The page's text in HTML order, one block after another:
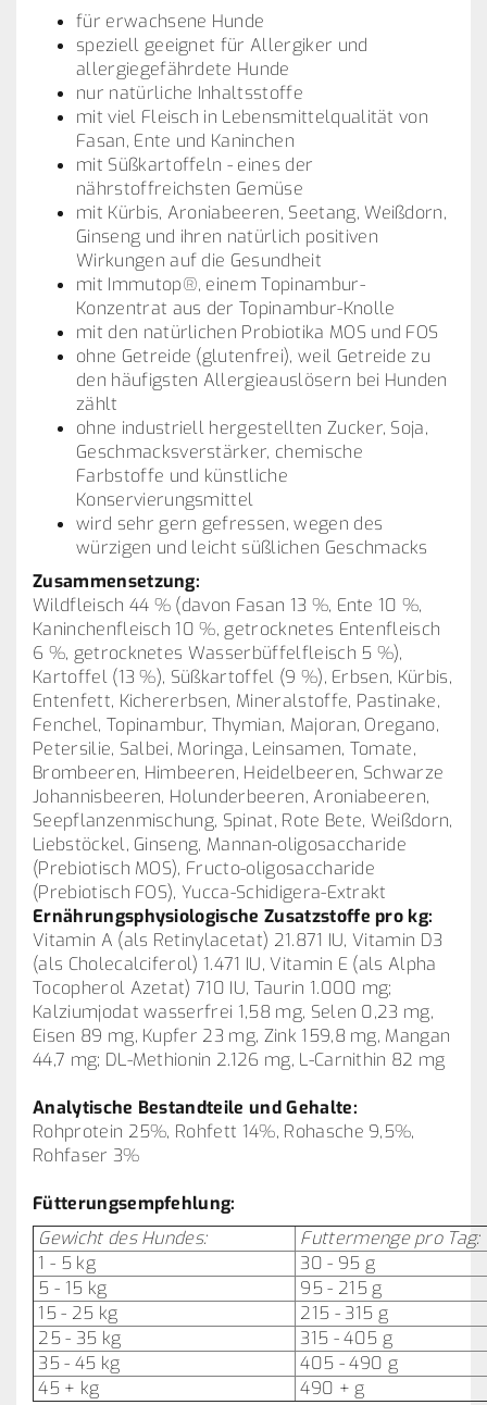
für erwachsene Hunde
speziell geeignet für Allergiker und
allergiegefährdete Hunde
nur natürliche Inhaltsstoffe
mit viel Fleisch in Lebensmittelqualität von
Fasan, Ente und Kaninchen
mit Süßkartoffeln - eines der
nährstoffreichsten Gemüse
mit Kürbis, Aroniabeeren, Seetang, Weißdorn,
Ginseng und ihren natürlich positiven
Wirkungen auf die Gesundheit
mit Immutop®, einem Topinambur-
Konzentrat aus der Topinambur-Knolle
mit den natürlichen Probiotika MOS und FOS
ohne Getreide (glutenfrei), weil Getreide zu
den häufigsten Allergieauslösern bei Hunden
zählt
ohne industriell hergestellten Zucker, Soja,
Geschmacksverstärker, chemische
Farbstoffe und künstliche
Konservierungsmittel
wird sehr gern gefressen, wegen des
würzigen und leicht süßlichen Geschmacks
Zusammensetzung:
Wildfleisch 44 % (davon Fasan 13 %, Ente 10 %,
Kaninchenfleisch 10 %, getrocknetes Entenfleisch
6 %, getrocknetes Wasserbüffelfleisch 5 %),
Kartoffel (13 %), Süßkartoffel (9 %), Erbsen, Kürbis,
Entenfett, Kichererbsen, Mineralstoffe, Pastinake,
Fenchel, Topinambur, Thymian, Majoran, Oregano,
Petersilie, Salbei, Moringa, Leinsamen, Tomate,
Brombeeren, Himbeeren, Heidelbeeren, Schwarze
Johannisbeeren, Holunderbeeren, Aroniabeeren,
Seepflanzenmischung, Spinat, Rote Bete, Weißdorn,
Liebstöckel, Ginseng, Mannan-oligosaccharide
(Prebiotisch MOS), Fructo-oligosaccharide
(Prebiotisch FOS), Yucca-Schidigera-Extrakt
Ernährungsphysiologische Zusatzstoffe pro kg:
Vitamin A (als Retinylacetat) 21.871 IU, Vitamin D3
(als Cholecalciferol) 1.471 IU, Vitamin E (als Alpha
Tocopherol Azetat) 710 IU, Taurin 1.000 mg;
Kalziumjodat wasserfrei 1,58 mg, Selen 0,23 mg,
Eisen 89 mg, Kupfer 23 mg, Zink 159,8 mg, Mangan
44,7 mg; DL-Methionin 2.126 mg, L-Carnithin 82 mg
Analytische Bestandteile und Gehalte:
Rohprotein 25%, Rohfett 14%, Rohasche 9,5%,
Rohfaser 3%
Fütterungsempfehlung:
Gewicht des Hundes:
Futtermenge pro Tag:
1 - 5 kg
30 - 95 g
5 - 15 kg
95 - 215 g
15 - 25 kg
215 - 315 g
25 - 35 kg
315 - 405 g
35 - 45 kg
405 - 490 g
45 + kg
490 + g